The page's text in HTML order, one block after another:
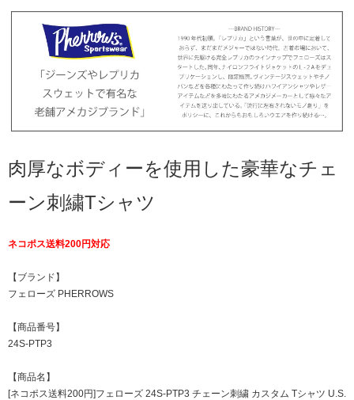
肉厚なボディーを使用した豪華なチェ
ーン刺繍Tシャツ
ネコポス送料200円対応
【ブランド】
フェローズ PHERROWS
【商品番号】
24S-PTP3
【商品名】
[ネコポス送料200円]フェローズ 24S-PTP3 チェーン刺繍 カスタム Tシャツ U.S.